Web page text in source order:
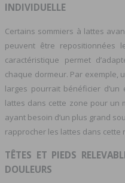
INDIVIDUELLE
Certains sommiers à lattes
peuvent être repositionnées
caractéristique permet
chaque dormeur. Par exemple,
larges pourrait bénéficier
lattes dans cette zone pour un
ayant besoin d’un plus grand
rapprocher les lattes dans cette
TÊTES ET PIEDS
DOULEURS